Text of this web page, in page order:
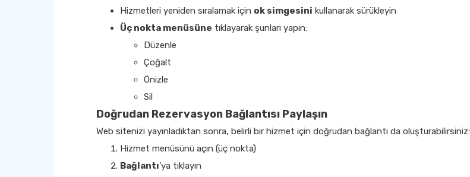
Hizmetleri yeniden sıralamak için ok simgesini kullanarak sürükleyin
Üç nokta menüsüne tıklayarak şunları yapın:
Düzenle
Çoğalt
Önizle
Sil
Doğrudan Rezervasyon Bağlantısı Paylaşın
Web sitenizi yayınladıktan sonra, belirli bir hizmet için doğrudan bağlantı da oluşturabilirsiniz:
Hizmet menüsünü açın (üç nokta)
Bağlantı’ya tıklayın